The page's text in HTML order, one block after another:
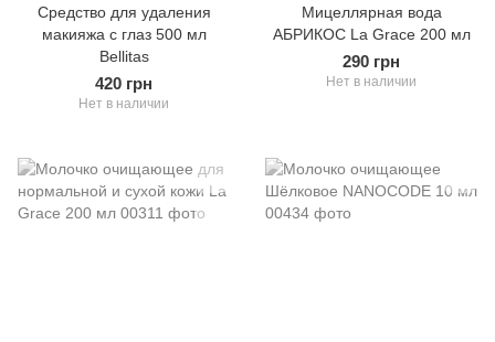
Средство для удаления
макияжа c глаз 500 мл
Bellitas
420 грн
Нет в наличии
Мицеллярная вода
АБРИКОС La Grace 200 мл
290 грн
Нет в наличии